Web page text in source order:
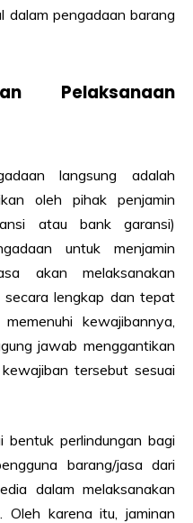
dalam pengadaan barang
Pelaksanaan
langsung adalah
oleh pihak penjamin
atau bank garansi)
untuk menjamin
akan melaksanakan
lengkap dan tepat
kewajibannya,
jawab menggantikan
tersebut sesuai
bentuk perlindungan bagi
barang/jasa dari
dalam melaksanakan
Oleh karena itu, jaminan